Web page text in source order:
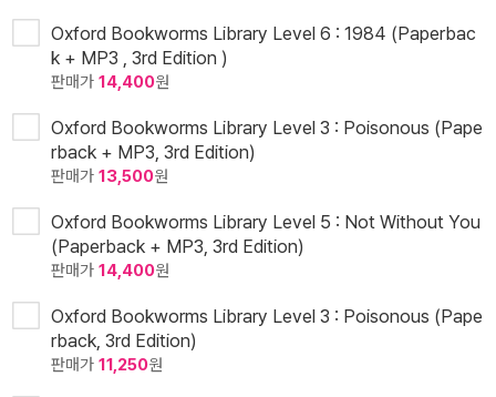
Oxford Bookworms Library Level 6 : 1984 (Paperbac
k + MP3 , 3rd Edition )
판매가 14,400원
Oxford Bookworms Library Level 3 : Poisonous (Pape
rback + MP3, 3rd Edition)
판매가 13,500원
Oxford Bookworms Library Level 5 : Not Without You
(Paperback + MP3, 3rd Edition)
판매가 14,400원
Oxford Bookworms Library Level 3 : Poisonous (Pape
rback, 3rd Edition)
판매가 11,250원